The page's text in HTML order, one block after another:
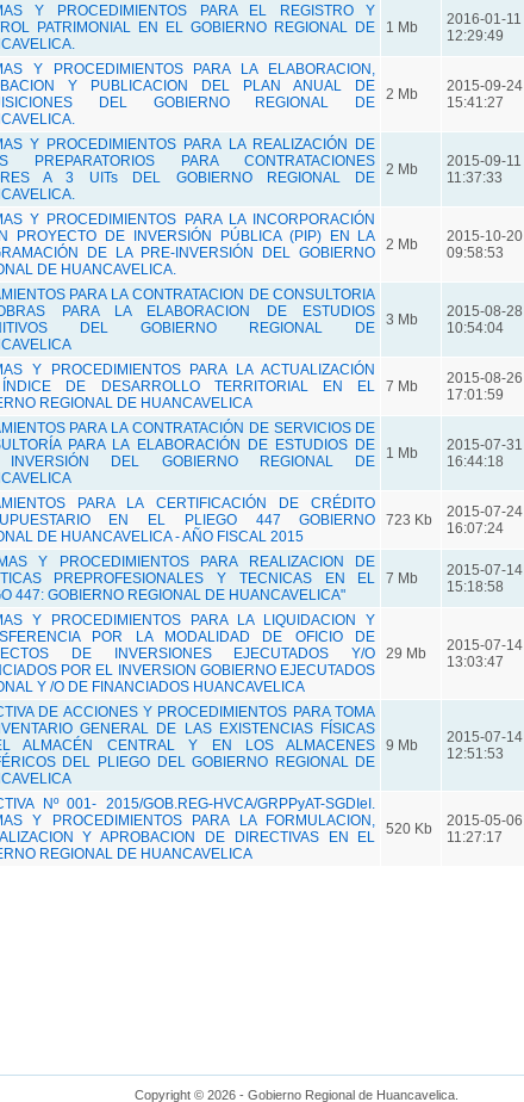
Y PROCEDIMIENTOS PARA EL REGISTRO Y
PATRIMONIAL EN EL GOBIERNO REGIONAL DE
1 Mb
2016-01-11
12:29:49
Y PROCEDIMIENTOS PARA LA ELABORACION,
Y PUBLICACION DEL PLAN ANUAL DE
DEL GOBIERNO REGIONAL DE
2 Mb
2015-09-24
15:41:27
Y PROCEDIMIENTOS PARA LA REALIZACIÓN DE
PREPARATORIOS PARA CONTRATACIONES
A 3 UITs DEL GOBIERNO REGIONAL DE
2 Mb
2015-09-11
11:37:33
Y PROCEDIMIENTOS PARA LA INCORPORACIÓN
PROYECTO DE INVERSIÓN PÚBLICA (PIP) EN LA
DE LA PRE-INVERSIÓN DEL GOBIERNO
DE HUANCAVELICA.
2 Mb
2015-10-20
09:58:53
PARA LA CONTRATACION DE CONSULTORIA
PARA LA ELABORACION DE ESTUDIOS
DEL GOBIERNO REGIONAL DE
3 Mb
2015-08-28
10:54:04
Y PROCEDIMIENTOS PARA LA ACTUALIZACIÓN
DE DESARROLLO TERRITORIAL EN EL
REGIONAL DE HUANCAVELICA
7 Mb
2015-08-26
17:01:59
PARA LA CONTRATACIÓN DE SERVICIOS DE
PARA LA ELABORACIÓN DE ESTUDIOS DE
INVERSIÓN DEL GOBIERNO REGIONAL DE
1 Mb
2015-07-31
16:44:18
PARA LA CERTIFICACIÓN DE CRÉDITO
EN EL PLIEGO 447 GOBIERNO
DE HUANCAVELICA - AÑO FISCAL 2015
723 Kb
2015-07-24
16:07:24
Y PROCEDIMIENTOS PARA REALIZACION DE
PRE­PROFESIONALES Y TECNICAS EN EL
447: GOBIERNO REGIONAL DE HUANCAVELICA"
7 Mb
2015-07-14
15:18:58
Y PROCEDIMIENTOS PARA LA LIQUIDACION Y
POR LA MODALIDAD DE OFICIO DE
DE INVERSIONES EJECUTADOS Y/O
POR EL INVERSION GOBIERNO EJECUTADOS
Y /O DE FINANCIADOS HUANCAVELICA
29 Mb
2015-07-14
13:03:47
DE ACCIONES Y PROCEDIMIENTOS PARA TOMA
GENERAL DE LAS EXISTENCIAS FÍSICAS
ALMACÉN CENTRAL Y EN LOS ALMACENES
DEL PLIEGO DEL GOBIERNO REGIONAL DE
9 Mb
2015-07-14
12:51:53
Nº 001- 2015/GOB.REG-HVCA/GRPPyAT-SGDIeI.
Y PROCEDIMIENTOS PARA LA FORMULACION,
Y APROBACION DE DIRECTIVAS EN EL
REGIONAL DE HUANCAVELICA
520 Kb
2015-05-06
11:27:17
Copyright © 2026 - Gobierno Regional de Huancavelica.